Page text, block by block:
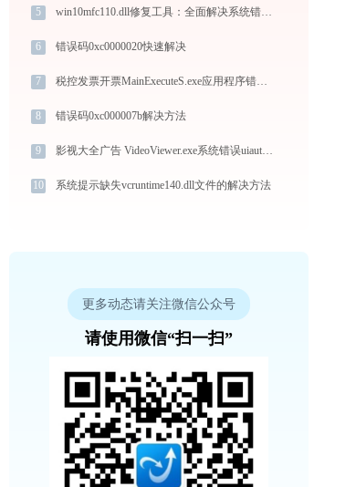
5 win10mfc110.dll修复工具：全面解决系统错误-金山毒霸
6 错误码0xc0000020快速解决
7 税控发票开票MainExecuteS.exe应用程序错误0xc000000d解决方法
8 错误码0xc000007b解决方法
9 影视大全广告 VideoViewer.exe系统错误uiautomationcore.dll丢失如何解决
10 系统提示缺失vcruntime140.dll文件的解决方法
更多动态请关注微信公众号
请使用微信“扫一扫”